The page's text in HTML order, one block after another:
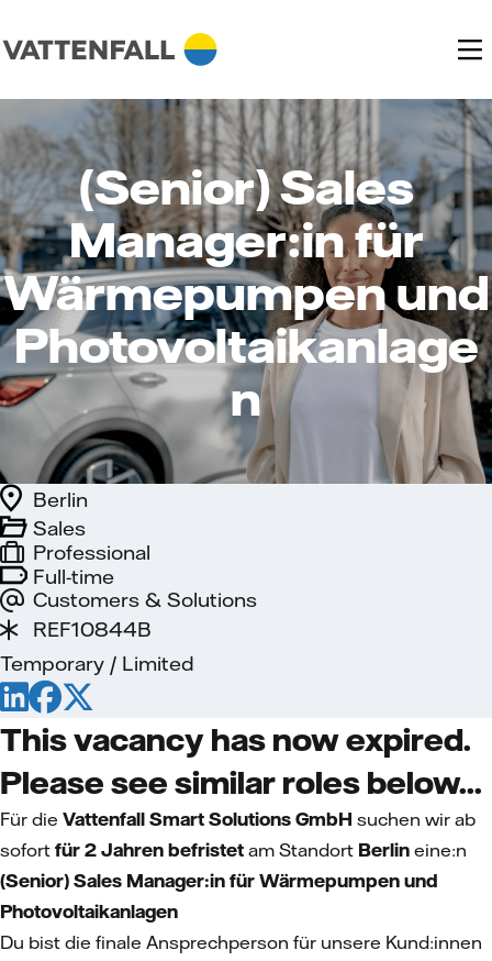
(Senior) Sales
Manager:in für
Wärmepumpen und
Photovoltaikanlage
n
Full-time
Customers & Solutions
Sales
Berlin
Professional
REF10844B
Temporary / Limited
This vacancy has now expired.
Please see similar roles below...
Für die Vattenfall Smart Solutions GmbH suchen wir ab
sofort für 2 Jahren befristet am Standort Berlin eine:n
(Senior) Sales Manager:in für Wärmepumpen und
Photovoltaikanlagen
Du bist die finale Ansprechperson für unsere Kund:innen